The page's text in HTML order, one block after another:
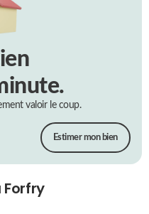
valoir le coup.
Estimer mon bien
Forfry